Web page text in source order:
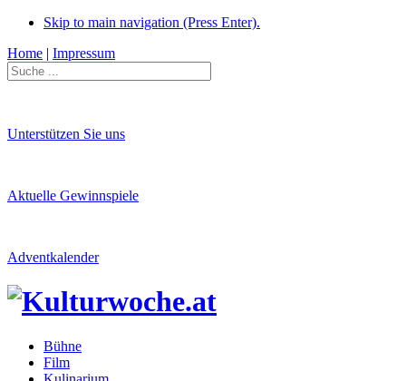
Skip to main navigation (Press Enter).
Home | Impressum
Unterstützen Sie uns
Aktuelle Gewinnspiele
Adventkalender
Bühne
Film